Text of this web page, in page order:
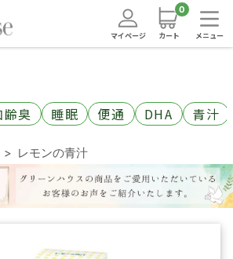
マイページ カート
0
メニュー
齢臭 睡眠 便通 DHA 青汁
レモンの青汁